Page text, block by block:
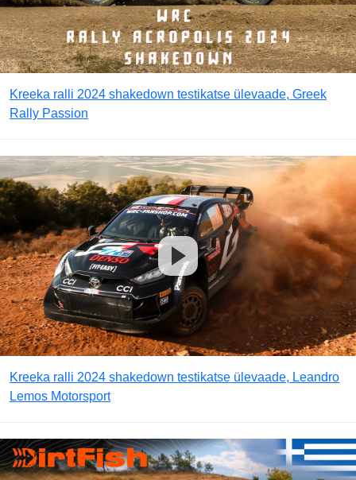
Kreeka ralli 2024 shakedown testikatse ülevaade, Greek
Rally Passion
Kreeka ralli 2024 shakedown testikatse ülevaade, Leandro
Lemos Motorsport